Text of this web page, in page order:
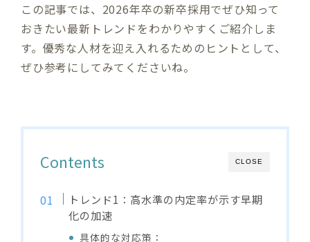
この記事では、2026年卒の新卒採用でぜひ知って
おきたい最新トレンドをわかりやすくご紹介しま
す。優秀な人材を迎え入れるためのヒントとして、
ぜひ参考にしてみてくださいね。
CLOSE
Contents
トレンド1：高水準の内定率が示す早期
化の加速
具体的な対応策：